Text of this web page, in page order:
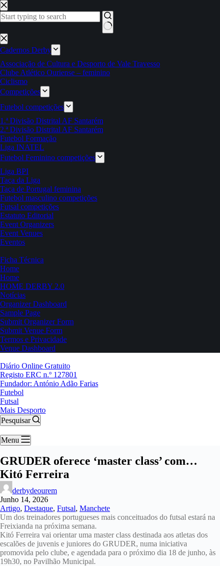
Pular
para
o
Sem
resultados
Cadernos Derby
Associação de Cultura e Desporto de Vale Travesso
Clube Atlético Ouriense – feminino
Ciclismo
Competições
Futebol competições
1.ª Divisão Distrital AF Santarém
2.ª Divisão Distrital AF Santarém
Futebol Formação
Liga INATEL
Futebol Feminino competições
Liga BPI
Taça da Liga
Taça de Portugal feminina
Futebol masculino competições
Futsal competições
Estatuto Editorial
Event Organizers
Event Venues
Eventos
Ficha Técnica
Home
Home
HOME DERBY 2.0
Notícias
Organizer Dashboard
Sample Page
Submit Organizer Form
Submit Venue Form
Termos e Privacidade
Venue Dashboard
Diário Online Gratuito
Registo ERC n.º 127801
Fundador: António Adão Farias
Futebol
Futsal
Mais Desporto
Pesquisar
Menu
GRUDER oferece ‘master class’ com…
Kitó Ferreira
derbydeourem
Junho 14, 2026
Artigo, Destaque, Futsal, Manchete
Um dos treinadores portugueses mais conceituados do futsal estará na
Freixianda na próxima semana.
Kitó Ferreira vai orientar uma master class destinada aos atletas dos
escalões de juvenis e juniores do GRUDER, numa iniciativa
promovida pelo clube, e agendada para o próximo dia 18 de junho, às
19h30, no Pavilhão Municipal.